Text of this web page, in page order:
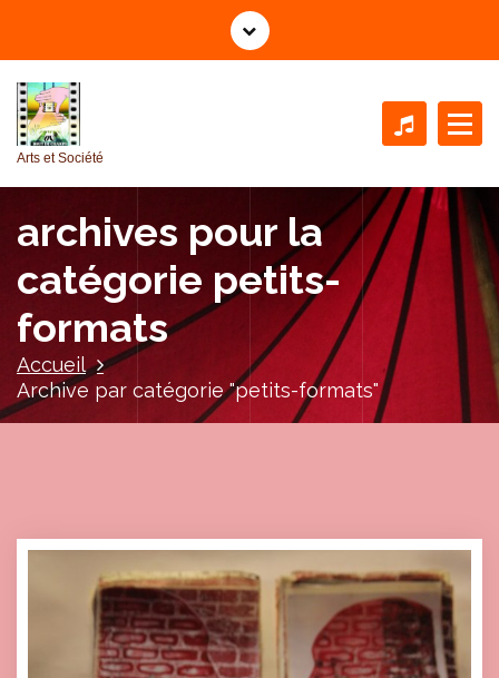
l
Arts et Société
archives pour la
catégorie petits-
formats
Accueil
Archive par catégorie "petits-formats"